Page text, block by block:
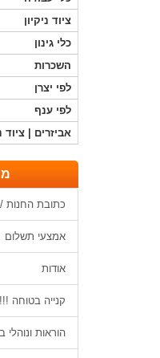
ציוד ניקיון
כלי גינון
השכרות
לפי יצרן
לפי ענף
אביזרים | ציוד
כתובת החנות
אמצעי תשלום
אודות
קנייה בטוחה !!!
הוראות ונוהלי